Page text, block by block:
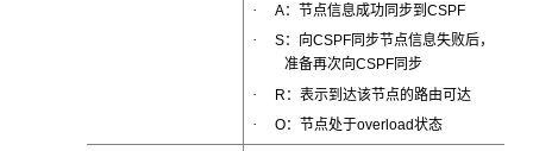
· A：节点信息成功同步到CSPF
· S：向CSPF同步节点信息失败后，
准备再次向CSPF同步
· R：表示到达该节点的路由可达
· O：节点处于overload状态